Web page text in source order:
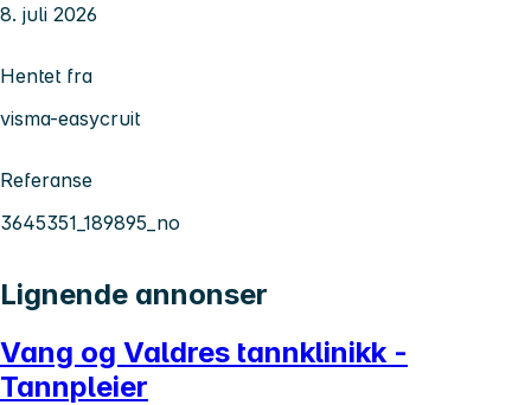
8. juli 2026
Hentet fra
visma-easycruit
Referanse
3645351_189895_no
Lignende annonser
Vang og Valdres tannklinikk -
Tannpleier